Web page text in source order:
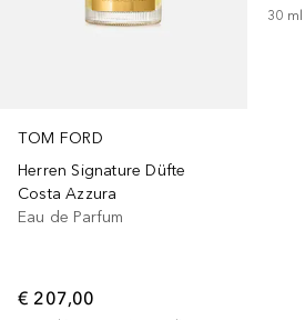
TOM FORD
Herren Signature Düfte
Costa Azzura
Eau de Parfum
€ 207,00
30 ml